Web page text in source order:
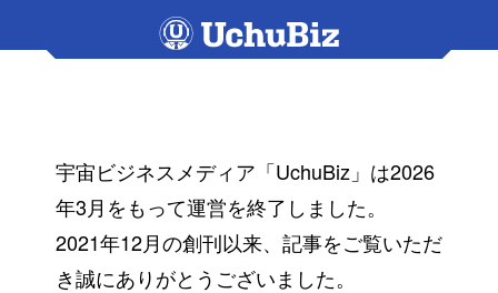
宇宙ビジネスメディア「UchuBiz」は2026
年3月をもって運営を終了しました。
2021年12月の創刊以来、記事をご覧いただ
き誠にありがとうございました。